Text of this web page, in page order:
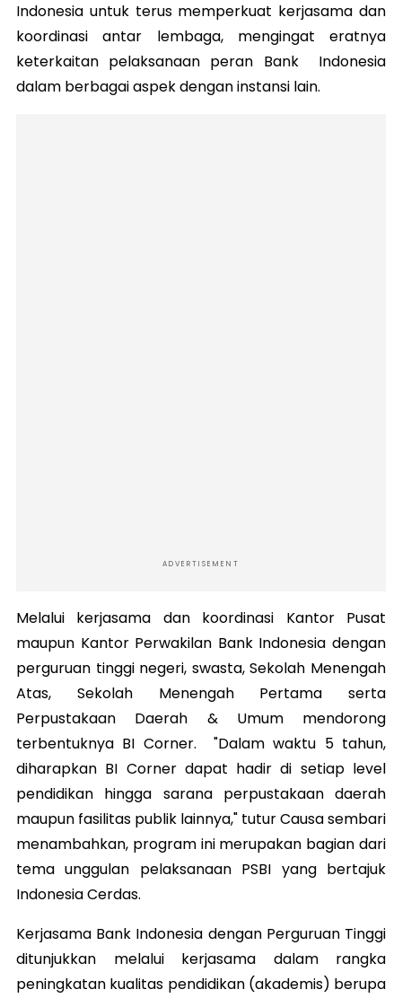
Indonesia untuk terus memperkuat kerjasama dan
koordinasi antar lembaga, mengingat eratnya
keterkaitan pelaksanaan peran Bank Indonesia
dalam berbagai aspek dengan instansi lain.
ADVERTISEMENT
Melalui kerjasama dan koordinasi Kantor Pusat
maupun Kantor Perwakilan Bank Indonesia dengan
perguruan tinggi negeri, swasta, Sekolah Menengah
Atas, Sekolah Menengah Pertama serta
Perpustakaan Daerah & Umum mendorong
terbentuknya BI Corner. "Dalam waktu 5 tahun,
diharapkan BI Corner dapat hadir di setiap level
pendidikan hingga sarana perpustakaan daerah
maupun fasilitas publik lainnya," tutur Causa sembari
menambahkan, program ini merupakan bagian dari
tema unggulan pelaksanaan PSBI yang bertajuk
Indonesia Cerdas.
Kerjasama Bank Indonesia dengan Perguruan Tinggi
ditunjukkan melalui kerjasama dalam rangka
peningkatan kualitas pendidikan (akademis) berupa